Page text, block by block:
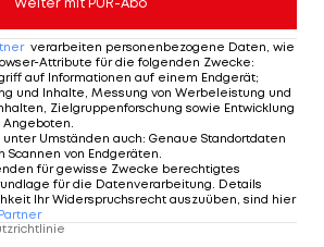
einfließt, mit
Mal Silber und ein Mal Bronze
hinter dem Gastgeber, der
Gold und Silber sowie sieben
kann. In der Junioren-
Weiß Rot vor Norwegen, das
hält.
verarbeiten personenbezogene Daten, wie
Attribute für die folgenden Zwecke:
auf Informationen auf einem Endgerät;
und Inhalte, Messung von Werbeleistung und
Zielgruppenforschung sowie Entwicklung
Angeboten.
Umständen auch: Genaue Standortdaten
Scannen von Endgeräten.
für gewisse Zwecke berechtigtes
für die Datenverarbeitung. Details
Ihr Widerspruchsrecht auszuüben, sind hier
Partner